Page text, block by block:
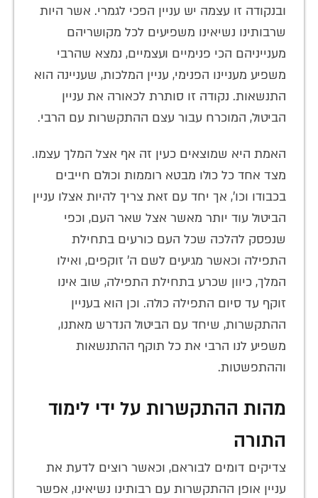
ובנקודה זו עצמה יש עניין הפכי לגמרי. אשר היות
שרבותינו נשיאינו משפיעים לכל מקושריהם
מענייניהם הכי פנימיים ועצמיים, נמצא שהרבי
משפיע מעניינו הפנימי, עניין המלכות, שעניינה הוא
התנשאות. נקודה זו סותרת לכאורה את עניין
הביטול, המוכרח עבור עצם ההתקשרות עם הרבי.
האמת היא שמוצאים כעין זה אף אצל המלך עצמו.
מצד אחד כל כולו מבטא רוממות וכולם חייבים
בכבודו וכו', אך יחד עם זאת צריך להיות אצלו עניין
הביטול עוד יותר מאשר אצל שאר העם, וכפי
שנפסק להלכה שכל העם כורעים בתחילת
התפילה וכאשר מגיעים לשם ה' זוקפים, ואילו
המלך, כיוון שכרע בתחילת התפילה, שוב אינו
זוקף עד סיום התפילה כולה. וכן הוא בעניין
ההתקשרות, שיחד עם הביטול הנדרש מאתנו,
משפיע לנו הרבי את כל תוקף ההתנשאות
וההתפשטות.
מהות ההתקשרות על ידי לימוד
התורה
צדיקים דומים לבוראם, וכאשר רוצים לדעת את
עניין אופן ההתקשרות עם רבותינו נשיאינו, אפשר